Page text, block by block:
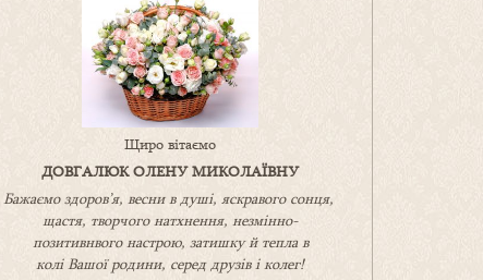
Щиро вітаємо
ДОВГАЛЮК ОЛЕНУ МИКОЛАЇВНУ
Бажаємо здоров’я, весни в душі, яскравого сонця,
щастя, творчого натхнення, незмінно-
позитивнвого настрою, затишкуйтепла в
коліВашоїродини, серед друзів і колег!